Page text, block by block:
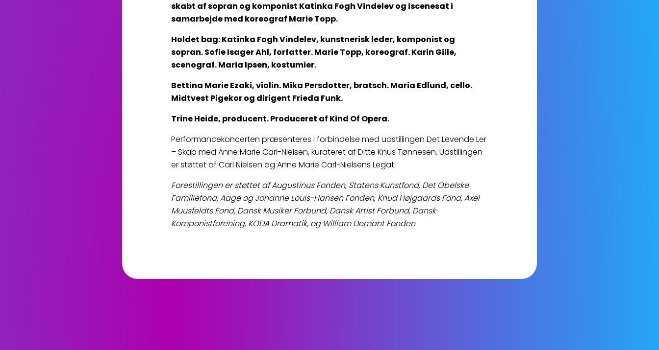
skabt af sopran og komponist Katinka Fogh Vindelev og iscenesat i
samarbejde med koreograf Marie Topp.
Holdet bag:Katinka Fogh Vindelev, kunstnerisk leder, komponist og
sopran. Sofie Isager Ahl, forfatter. Marie Topp, koreograf. Karin Gille,
scenograf. Maria Ipsen, kostumier.
Bettina Marie Ezaki, violin. Mika Persdotter, bratsch. Maria Edlund, cello.
Midtvest Pigekor og dirigent Frieda Funk.
Trine Heide, producent. Produceret af Kind Of Opera.
Performancekoncerten præsenteres i forbindelse med udstillingen Det Levende Ler
– Skab med Anne Marie Carl-Nielsen, kurateret af Ditte Knus Tønnesen. Udstillingen
er støttet af Carl Nielsen og Anne Marie Carl-Nielsens Legat.
Forestillingen er støttet af Augustinus Fonden, Statens Kunstfond, Det Obelske
Familiefond, Aage og Johanne Louis-Hansen Fonden, Knud Højgaards Fond, Axel
Muusfeldts Fond, Dansk Musiker Forbund, Dansk Artist Forbund, Dansk
Komponistforening, KODA Dramatik, og William Demant Fonden